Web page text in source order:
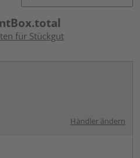
für Stückgut
Händler ändern